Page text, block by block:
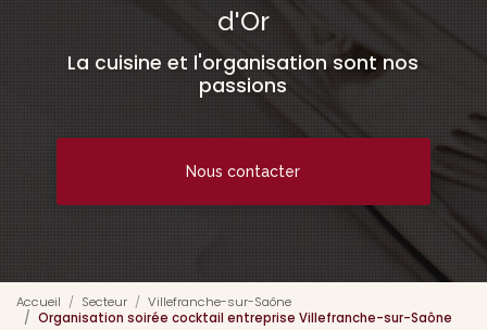
d'Or
La cuisine et l'organisation sont nos
passions
Nous contacter
Accueil Secteur
Villefranche-sur-Saône
Organisation soirée cocktail entreprise Villefranche-sur-Saône